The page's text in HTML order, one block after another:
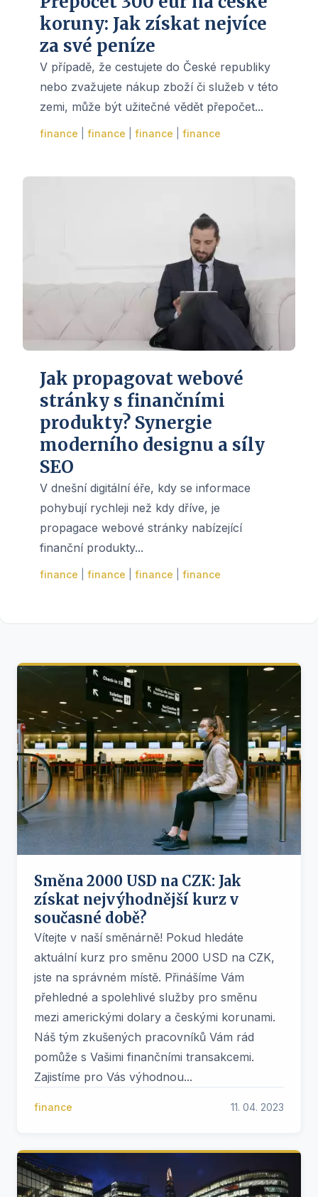
koruny: Jak získat nejvíce
za své peníze
V případě, že cestujete do České republiky
nebo zvažujete nákup zboží či služeb v této
zemi, může být užitečné vědět přepočet...
finance finance finance finance
Jak propagovat webové
stránky s finančními
produkty? Synergie
moderního designu a síly
SEO
V dnešní digitální éře, kdy se informace
pohybují rychleji než kdy dříve, je
propagace webové stránky nabízející
finanční produkty...
finance finance finance finance
Směna 2000 USD na CZK: Jak
získat nejvýhodnější kurz v
současné době?
Vítejte v naší směnárně! Pokud hledáte
aktuální kurz pro směnu 2000 USD na CZK,
jste na správném místě. Přinášíme Vám
přehledné a spolehlivé služby pro směnu
mezi americkými dolary a českými korunami.
Náš tým zkušených pracovníků Vám rád
pomůže s Vašimi finančními transakcemi.
Zajistíme pro Vás výhodnou...
finance 11. 04. 2023